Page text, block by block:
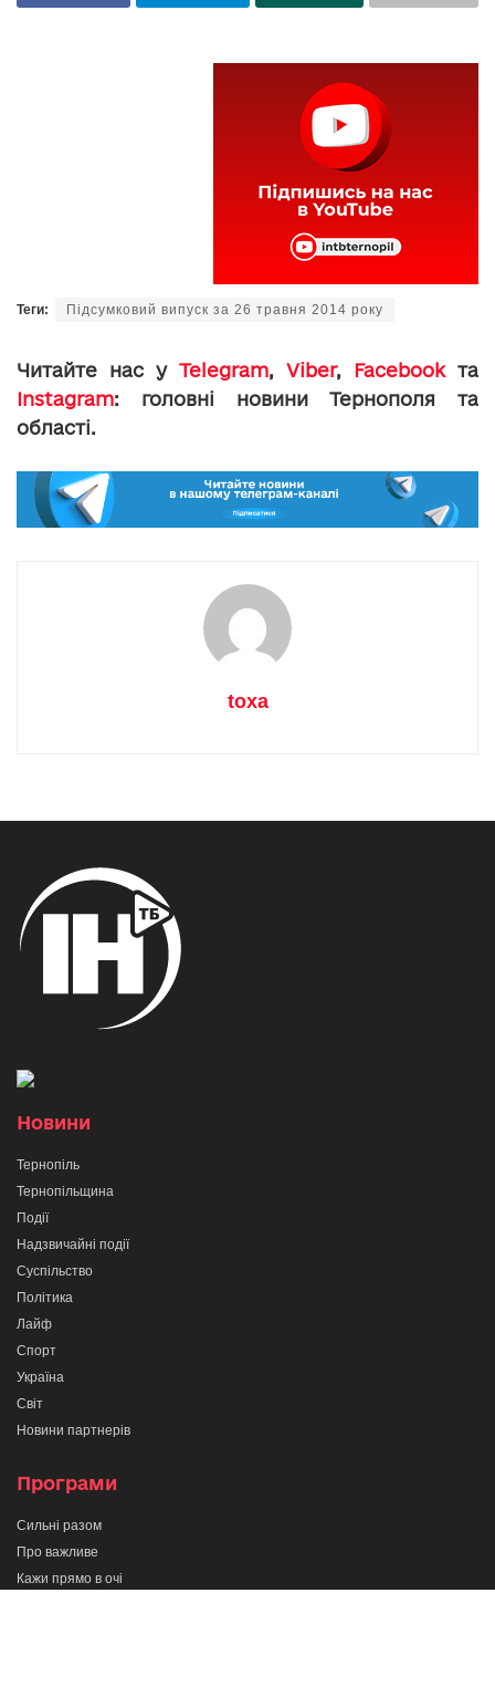
Теги: Підсумковий випуск за 26 травня 2014 року
Читайте нас у Telegram, Viber, Facebookта
Instagram: головні новини Тернополя та
області.
toxa
Новини
Тернопіль
Тернопільщина
Події
Надзвичайні події
Суспільство
Політика
Лайф
Спорт
Україна
Світ
Новини партнерів
Програми
Сильні разом
Про важливе
Кажи прямо в очі